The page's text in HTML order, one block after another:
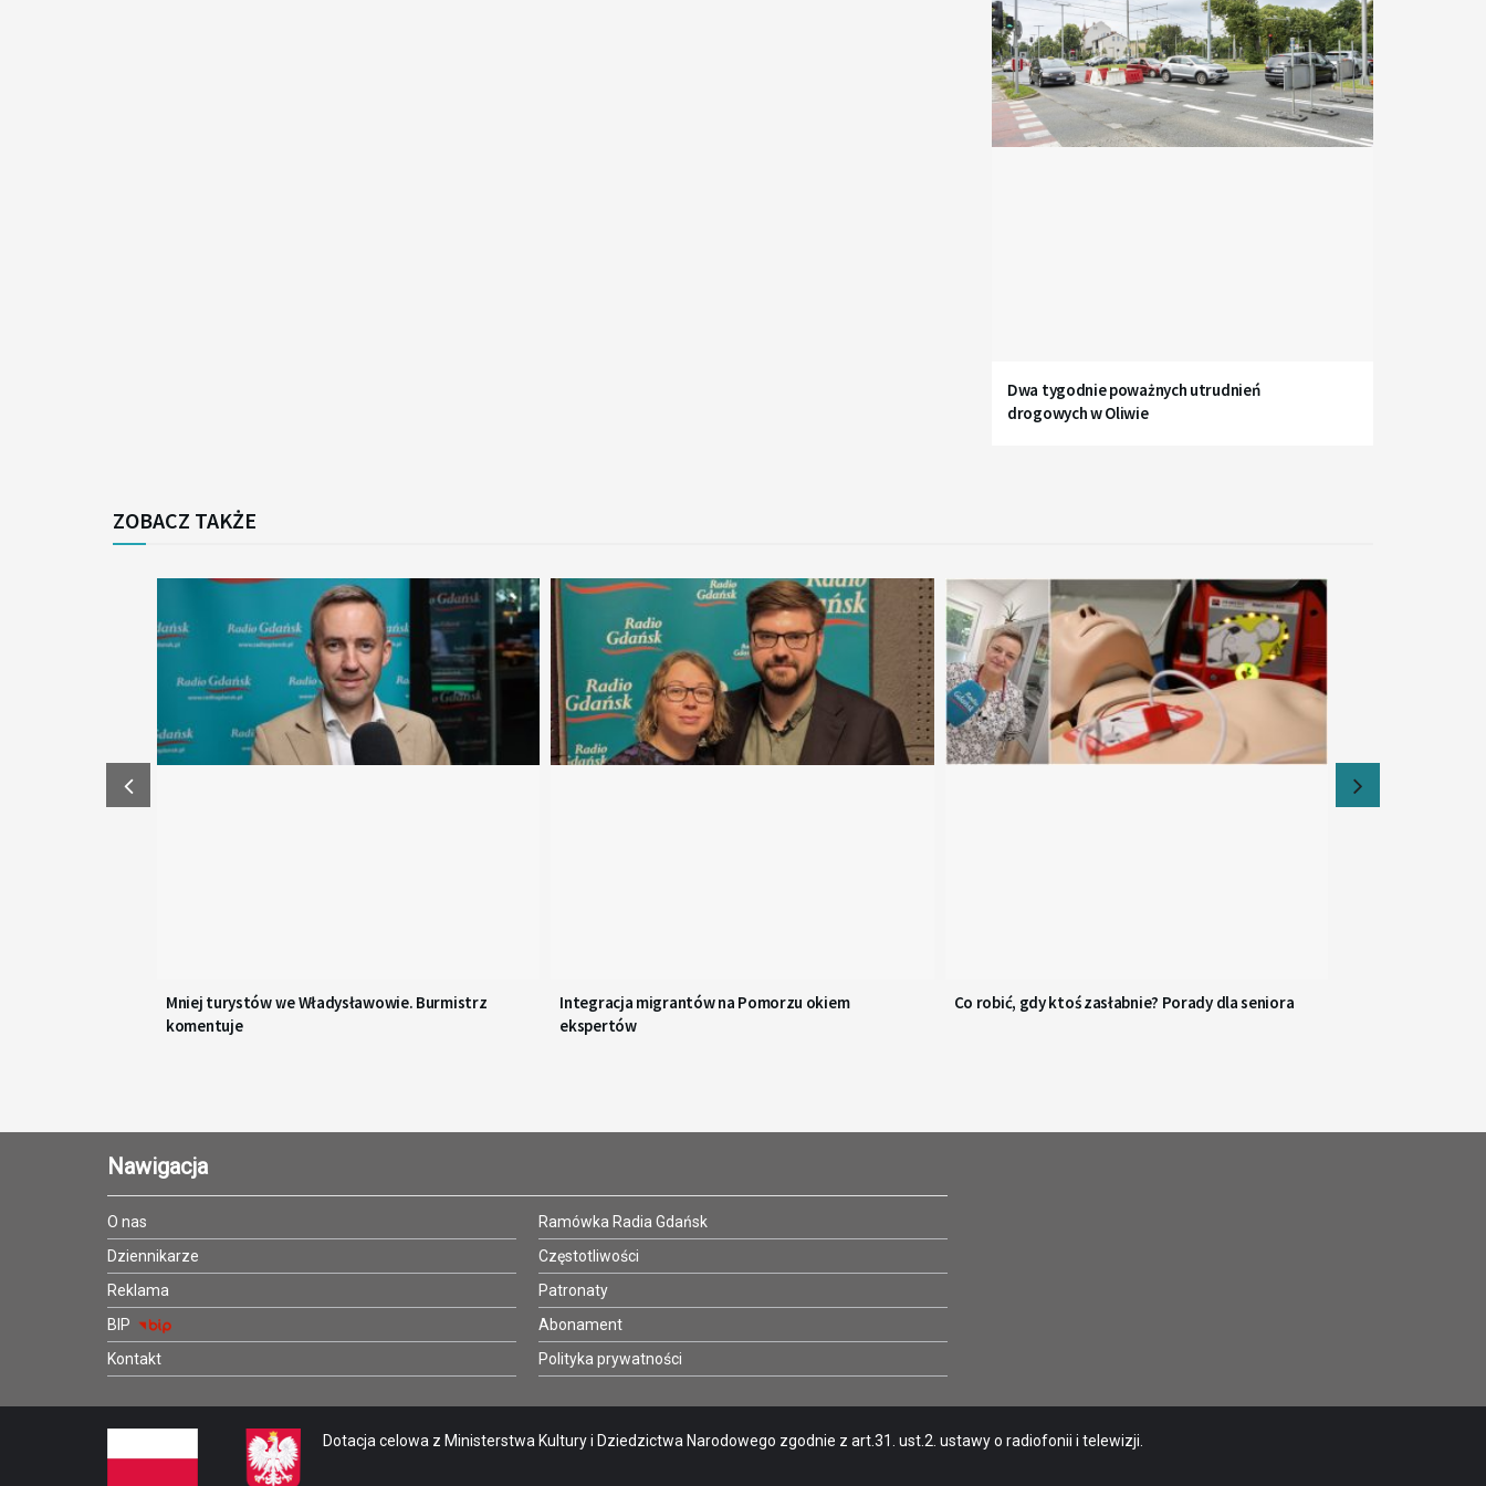
Dwa tygodnie poważnych utrudnień
drogowych w Oliwie
ZOBACZ TAKŻE
Mniej turystów we Władysławowie. Burmistrz
komentuje
Integracja migrantów na Pomorzu okiem
ekspertów
Co robić, gdy ktoś zasłabnie? Porady dla seniora
Nawigacja
O nas
Dziennikarze
Reklama
BIP
Kontakt
Ramówka Radia Gdańsk
Częstotliwości
Patronaty
Abonament
Polityka prywatności
Dotacja celowa z Ministerstwa Kultury i Dziedzictwa Narodowego zgodnie z art.31. ust.2. ustawy o radiofonii i telewizji.